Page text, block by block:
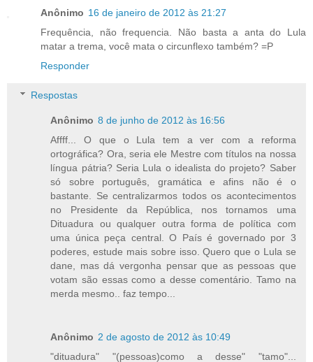
Anônimo 16 de janeiro de 2012 às 21:27
Frequência, não frequencia. Não basta a anta do Lula
matar a trema, você mata o circunflexo também? =P
Responder
Respostas
Anônimo 8 de junho de 2012 às 16:56
Affff... O que o Lula tem a ver com a reforma
ortográfica? Ora, seria ele Mestre com títulos na nossa
língua pátria? Seria Lula o idealista do projeto? Saber
só sobre português, gramática e afins não é o
bastante. Se centralizarmos todos os acontecimentos
no Presidente da República, nos tornamos uma
Dituadura ou qualquer outra forma de política com
uma única peça central. O País é governado por 3
poderes, estude mais sobre isso. Quero que o Lula se
dane, mas dá vergonha pensar que as pessoas que
votam são essas como a desse comentário. Tamo na
merda mesmo.. faz tempo...
Anônimo 2 de agosto de 2012 às 10:49
"dituadura" "(pessoas)como a desse" "tamo"...